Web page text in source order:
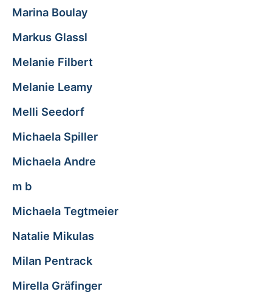
Marina Boulay
Markus Glassl
Melanie Filbert
Melanie Leamy
Melli Seedorf
Michaela Spiller
Michaela Andre
m b
Michaela Tegtmeier
Natalie Mikulas
Milan Pentrack
Mirella Gräfinger